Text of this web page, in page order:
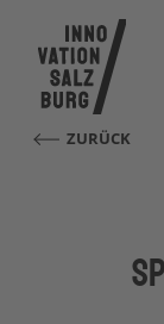
ZURÜCK